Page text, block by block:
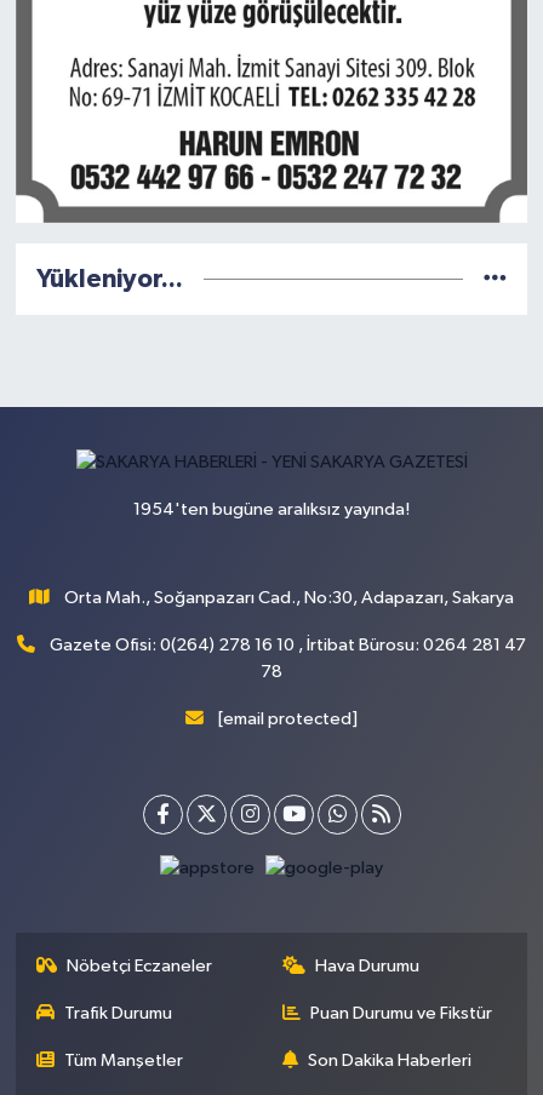
Yükleniyor...
1954'ten bugüne aralıksız yayında!
Orta Mah., Soğanpazarı Cad., No:30, Adapazarı, Sakarya
Gazete Ofisi: 0(264) 278 16 10 , İrtibat Bürosu: 0264 281 47
78
[email protected]
Nöbetçi Eczaneler Hava Durumu
Trafik Durumu Puan Durumu ve Fikstür
Tüm Manşetler Son Dakika Haberleri